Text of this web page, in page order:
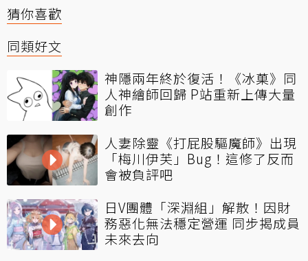
猜你喜歡
同類好文
神隱兩年終於復活！《冰菓》同
人神繪師回歸 P站重新上傳大量
創作
人妻除靈《打屁股驅魔師》出現
「梅川伊芙」Bug！這修了反而
會被負評吧
日V團體「深淵組」解散！因財
務惡化無法穩定營運 同步揭成員
未來去向